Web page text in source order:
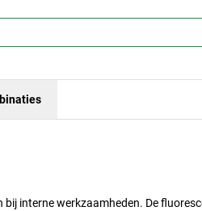
bij interne werkzaamheden. De